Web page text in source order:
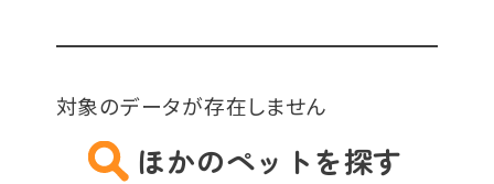
対象のデータが存在しません
ほかのペットを探す